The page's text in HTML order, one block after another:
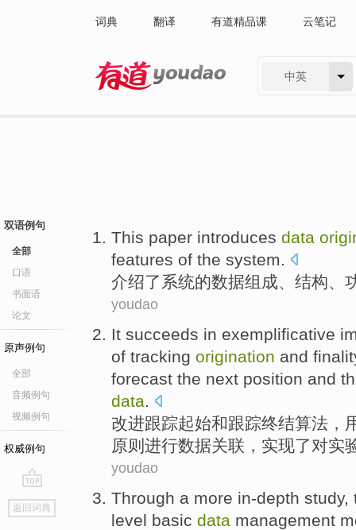
词典 翻译 有道精品课 云笔记
中英
双语例句
全部
口语
书面语
论文
原声例句
全部
音频例句
视频例句
权威例句
go
top
返回词典
This paper introduces data
features of the system.
介绍了 系统的数据组成、 结构、
youdao
It succeeds in exemplificative
of tracking origination and
forecast the next position and
data.
改进跟踪起始和跟踪终结算法 ，
原则 进行数据关联，实现了对实
youdao
Through a more in-depth study,
level basic data management